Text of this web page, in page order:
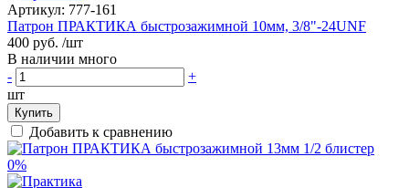
Артикул: 777-161
Патрон ПРАКТИКА быстрозажимной 10мм, 3/8"-24UNF
400 руб. /шт
В наличии много
-
+
шт
Купить
Добавить к сравнению
0%